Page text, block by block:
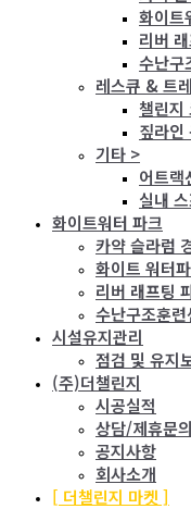
화이트
리버
수난구
레스큐 & 트
챌린지
짚라인
기타 >
어트랙
실내
화이트워터 파크
카약 슬라럼
화이트 워터
리버 래프팅
수난구조훈련
시설유지관리
점검 및 유지
(주)더챌린지
시공실적
상담/제휴문의
공지사항
회사소개
[ 더챌린지 마켓 ]